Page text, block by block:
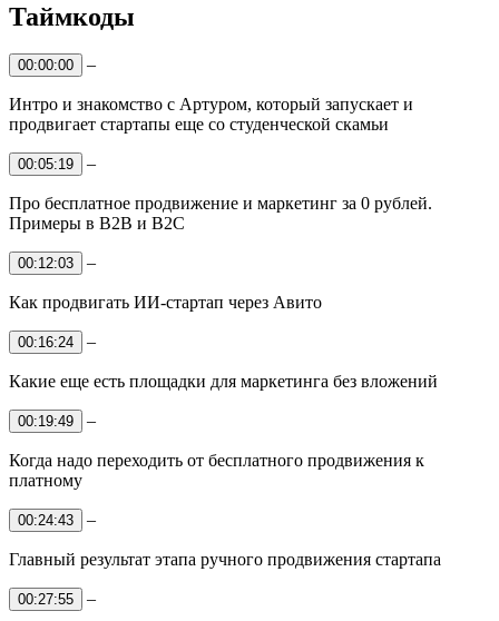
Таймкоды
00:00:00 –
Интро и знакомство с Артуром, который запускает и
продвигает стартапы еще со студенческой скамьи
00:05:19 –
Про бесплатное продвижение и маркетинг за 0 рублей.
Примеры в B2B и B2C
00:12:03 –
Как продвигать ИИ-стартап через Авито
00:16:24 –
Какие еще есть площадки для маркетинга без вложений
00:19:49 –
Когда надо переходить от бесплатного продвижения к
платному
00:24:43 –
Главный результат этапа ручного продвижения стартапа
00:27:55 –